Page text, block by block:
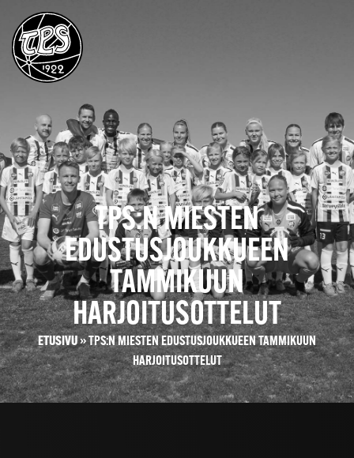
TPS:N MIESTEN
EDUSTUSJOUKKUEEN
TAMMIKUUN
HARJOITUSOTTELUT
ETUSIVU»TPS:N MIESTEN EDUSTUSJOUKKUEEN TAMMIKUUN
HARJOITUSOTTELUT